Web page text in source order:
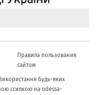
Правила пользования
сайтом
будь-яких
ссилкою на odessa-